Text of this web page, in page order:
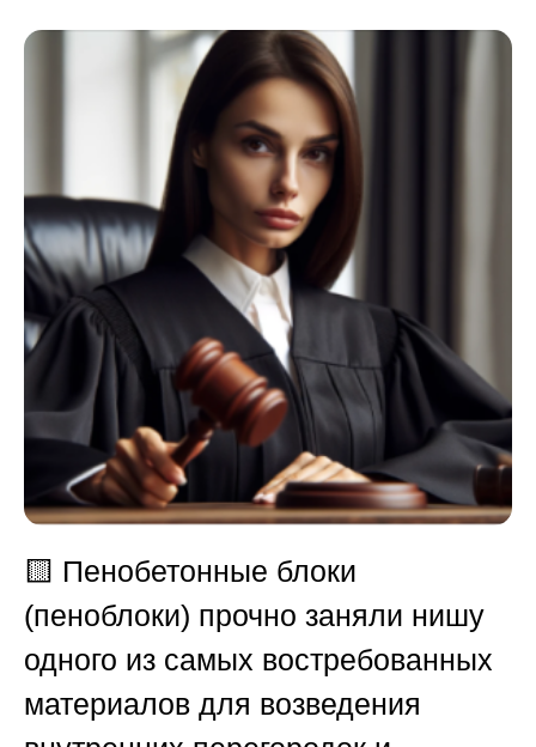
🟨 Пенобетонные блоки
(пеноблоки) прочно заняли нишу
одного из самых востребованных
материалов для возведения